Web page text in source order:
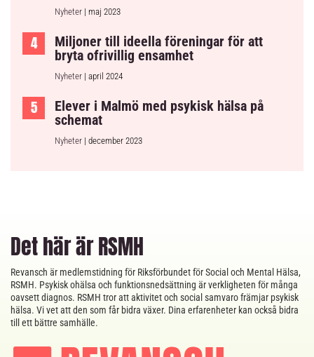
Nyheter | maj 2023
Miljoner till ideella föreningar för att
bryta ofrivillig ensamhet
Nyheter | april 2024
Elever i Malmö med psykisk hälsa på
schemat
Nyheter | december 2023
Det här är RSMH
Revansch är medlemstidning för Riksförbundet för Social och Mental Hälsa,
RSMH. Psykisk ohälsa och funktionsnedsättning är verkligheten för många
oavsett diagnos. RSMH tror att aktivitet och social samvaro främjar psykisk
hälsa. Vi vet att den som får bidra växer. Dina erfarenheter kan också bidra
till ett bättre samhälle.